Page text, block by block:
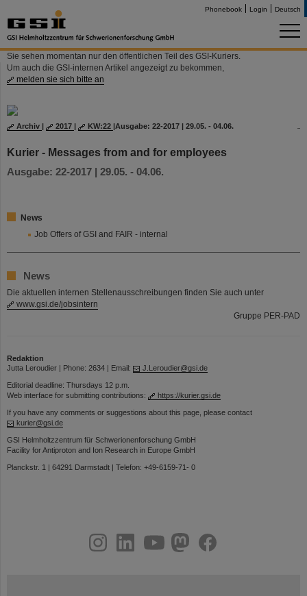
Phonebook Login Deutsch
Sie sehen momentan nur den öffentlichen Teil des GSI-Kuriers.
Um auch die GSI-internen Artikel angezeigt zu bekommen,
melden sie sich bitte an
Archiv | 2017 | KW:22 |Ausgabe: 22-2017 | 29.05. - 04.06.
Kurier - Messages from and for employees
Ausgabe: 22-2017 | 29.05. - 04.06.
News
Job Offers of GSI and FAIR - internal
News
Die aktuellen internen Stellenausschreibungen finden Sie auch unter
www.gsi.de/jobsintern
Gruppe PER-PAD
Redaktion
Jutta Leroudier | Phone: 2634 | Email:
J.Leroudier@gsi.de
Editorial deadline: Thursdays 12 p.m.
Web interface for submitting contributions:
https://kurier.gsi.de
If you have any comments or suggestions about this page, please contact
kurier@gsi.de
GSI Helmholtzzentrum für Schwerionenforschung GmbH
Facility for Antiproton and Ion Research in Europe GmbH
Planckstr. 1 | 64291 Darmstadt | Telefon: +49-6159-71- 0
youtubehelmholtz.socialfacebook